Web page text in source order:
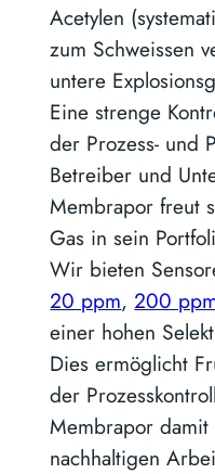
Acetylen
zum Schweissen
untere
Eine strenge
der Prozess- und
Betreiber und
Membrapor freut
Gas in sein
Wir bieten
20 ppm,200
einer hohen
Dies ermöglicht
der
Membrapor
nachhaltigen